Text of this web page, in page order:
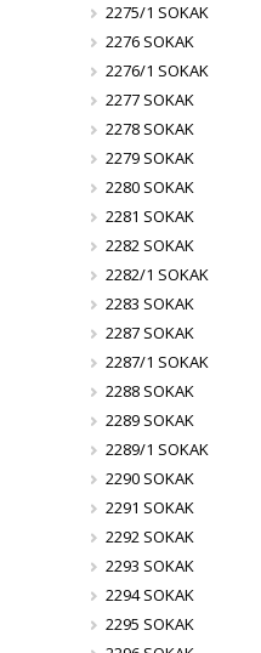
2275/1 SOKAK
2276 SOKAK
2276/1 SOKAK
2277 SOKAK
2278 SOKAK
2279 SOKAK
2280 SOKAK
2281 SOKAK
2282 SOKAK
2282/1 SOKAK
2283 SOKAK
2287 SOKAK
2287/1 SOKAK
2288 SOKAK
2289 SOKAK
2289/1 SOKAK
2290 SOKAK
2291 SOKAK
2292 SOKAK
2293 SOKAK
2294 SOKAK
2295 SOKAK